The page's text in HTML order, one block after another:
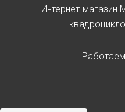
Интернет-магазин